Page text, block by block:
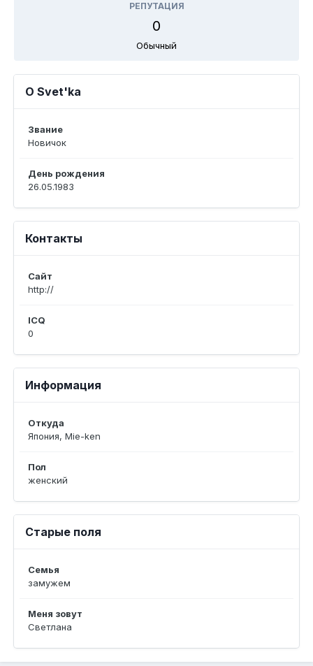
РЕПУТАЦИЯ
0
Обычный
О Svet'ka
Звание
Новичок
День рождения
26.05.1983
Контакты
Сайт
http://
ICQ
0
Информация
Откуда
Япония, Mie-ken
Пол
женский
Старые поля
Семья
замужем
Меня зовут
Светлана